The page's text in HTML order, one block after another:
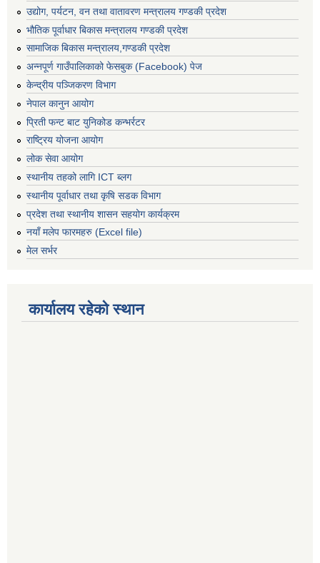
उद्योग, पर्यटन, वन तथा वातावरण मन्त्रालय गण्डकी प्रदेश
भौतिक पूर्वाधार बिकास मन्त्रालय गण्डकी प्रदेश
सामाजिक बिकास मन्त्रालय,गण्डकी प्रदेश
अन्नपूर्ण गाउँपालिकाको फेसबुक (Facebook) पेज
केन्द्रीय पञ्जिकरण विभाग
नेपाल कानुन आयोग
प्रिती फन्ट बाट युनिकोड कन्भर्रटर
राष्ट्रिय योजना आयोग
लोक सेवा आयोग
स्थानीय तहको लागि ICT ब्लग
स्थानीय पूर्वाधार तथा कृषि सडक विभाग
प्रदेश तथा स्थानीय शासन सहयोग कार्यक्रम
नयाँ मलेप फारमहरु (Excel file)
मेल सर्भर
कार्यालय रहेको स्थान